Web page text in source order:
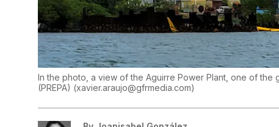
In the photo, a view of the Aguirre Power Plant, one of the
(PREPA) (xavier.araujo@gfrmedia.com)